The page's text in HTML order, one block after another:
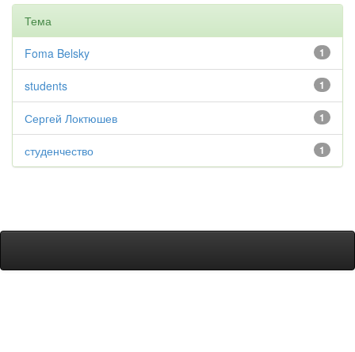
Тема
1
Foma Belsky
1
students
1
Сергей Локтюшев
1
студенчество